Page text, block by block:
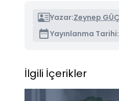
Yazar:Zeynep
Yayınlanma Tarihi:
İlgili İçerikler